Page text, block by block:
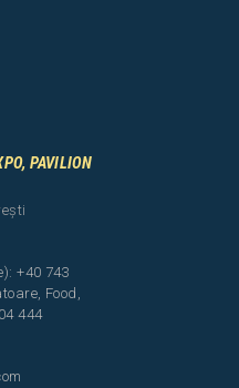
PAVILION
+40 743
Food,
444